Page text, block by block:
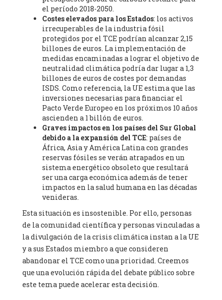
(Spain), Prof. Óscar Carpintero -Profesor de Economía
Aplicada, University of Valladolid (Spain), Prof. Begoña Peco
Vázquez -Profesora de universidad , Autonomous University
of Madrid (UAM) (Spain), Prof. Federico Demaria -Professor of
ecological economy , University of Barcelona (Spain), Prof.
Emilio Santiago Muíño -Doctor in Anthropology and eco-
social researcher. Professor of philosophy at the University of
Zaragoza., Instituto de Transición Rompe el Círculo. University
of Zaragoza. (Spain), Prof. Ricardo Amils Pibernat -Professor
Autonomous University of Madrid (UAM) (Spain), Prof. Alicia
Puleo -Professor, Red Ecofeminista (Spain), Mr. Pedro Antonio
Prieto Pérez - Telecommunications engineer, Association for
the Study of Energy Resources (AEREN) (Spain), Dr. Jose
Miguel Pajares Alonso -Antropologist, University of Barcelona
(Spain), Prof. Enric Telli Aragay - Professor, Faculty of
Economy and Business at University of Barcelona (Spain), Mr.
Lluís Xavier Vitòria Agreda - Arquitecter, Barcelona en Comú
(Spain), Ms. Ana Maria Calafat Rogers -Biologist, Spanish
Society of Ecological Agriculture (SEAE) (Spain), Prof. José Mª
Baldasano Recio -Emeritus Professor of Environmental
Engineering, Technical University of Catalonia (Spain), Prof.
Marc Rius Viladomiu -Professor, University of Southampton
(Spain), Mr. Jaime Vindel Gamonal - Researcher, Spanish
Múgica -Professor, Autonomous University of Madrid (UAM)
(Spain), Mr. Andrés R. Amayuelas -President, The Spanish
Development NGO Coordinator (La Coordi) (Spain), Ms. Blanca
Ruibal -Agronomist engineer and coordinator of Friends of
the Earth Spain , Friends of the Earth Spain (Spain), Dr. Robert
el período 2018-2050.
Costes elevados para los Estados: los activos
irrecuperables de la industria fósil
protegidos por el TCE podrían alcanzar 2,15
billones de euros. La implementación de
medidas encaminadas a lograr el objetivo de
neutralidad climática podría dar lugar a 1,3
billones de euros de costes por demandas
ISDS. Como referencia, la UE estima que las
inversiones necesarias para financiar el
Pacto Verde Europeo en los próximos 10 años
ascienden a 1 billón de euros.
Graves impactos en los países del Sur Global
debido a la expansión del TCE: países de
África, Asia y América Latina con grandes
reservas fósiles se verán atrapados en un
sistema energético obsoleto que resultará
ser una carga económica además de tener
impactos en la salud humana en las décadas
venideras.
Esta situación es insostenible. Por ello, personas
de la comunidad científica y personas vinculadas a
la divulgación de la crisis climática instan a la UE
y a sus Estados miembro a que consideren
abandonar el TCE como una prioridad. Creemos
que una evolución rápida del debate público sobre
este tema puede acelerar esta decisión.